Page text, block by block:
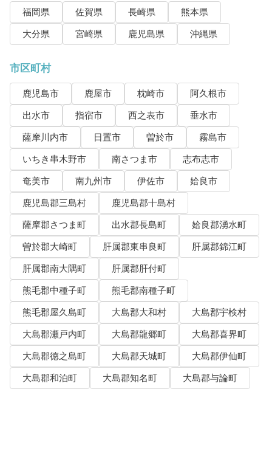
福岡県 佐賀県 長崎県
熊本県
大分県
宮崎県 鹿児島県 沖縄県
市区町村
鹿児島市 鹿屋市 枕崎市
阿久根市
出水市
指宿市 西之表市
垂水市
薩摩川内市
日置市 曽於市
霧島市
いちき串木野市
南さつま市
志布志市
奄美市
南九州市 伊佐市
姶良市
鹿児島郡三島村
鹿児島郡十島村
薩摩郡さつま町
出水郡長島町
姶良郡湧水町
曽於郡大崎町
肝属郡東串良町
肝属郡錦江町
肝属郡南大隅町
肝属郡肝付町
熊毛郡中種子町
熊毛郡南種子町
熊毛郡屋久島町
大島郡大和村
大島郡宇検村
大島郡瀬戸内町
大島郡龍郷町
大島郡喜界町
大島郡徳之島町
大島郡天城町
大島郡伊仙町
大島郡和泊町
大島郡知名町 大島郡与論町